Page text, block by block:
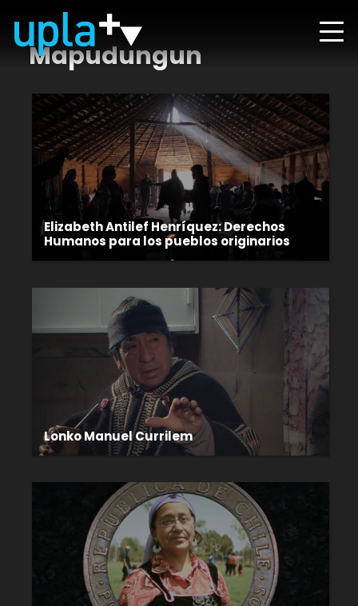
Mapudungun
Elizabeth Antilef Henríquez: Derechos
Humanos para los pueblos originarios
Lonko Manuel Currilem